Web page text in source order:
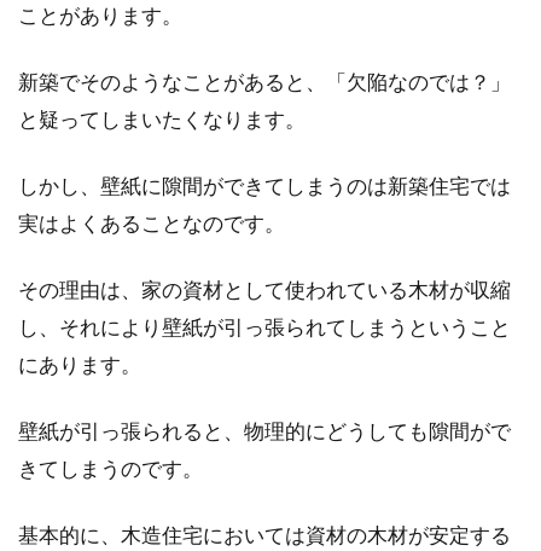
安く家を建てるには？ブログから学
ぶローコスト住宅の仕組み
近年、ハウスメーカーのCMや特集などでは、
安く家を建てることができる「ローコスト住
宅」が盛んに宣...
アパートの部屋内に漂う異臭の発生
アパートに住んでいて、在宅時や帰宅時に「部
ことがあります。
新築でそのようなことがあると、「欠陥なのでは？」
と疑ってしまいたくなります。
しかし、壁紙に隙間ができてしまうのは新築住宅では
実はよくあることなのです。
その理由は、家の資材として使われている木材が収縮
し、それにより壁紙が引っ張られてしまうということ
にあります。
壁紙が引っ張られると、物理的にどうしても隙間がで
きてしまうのです。
基本的に、木造住宅においては資材の木材が安定する